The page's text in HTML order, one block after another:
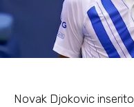
Novak Djokovic